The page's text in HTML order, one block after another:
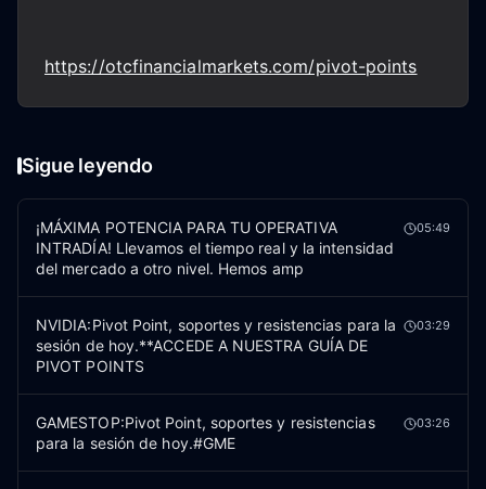
https://otcfinancialmarkets.com/pivot-points
Sigue leyendo
¡MÁXIMA POTENCIA PARA TU OPERATIVA
INTRADÍA! Llevamos el tiempo real y la intensidad
del mercado a otro nivel. Hemos amp
05:49
NVIDIA:Pivot Point, soportes y resistencias para la
sesión de hoy.**ACCEDE A NUESTRA GUÍA DE
PIVOT POINTS
03:29
GAMESTOP:Pivot Point, soportes y resistencias
para la sesión de hoy.#GME
03:26